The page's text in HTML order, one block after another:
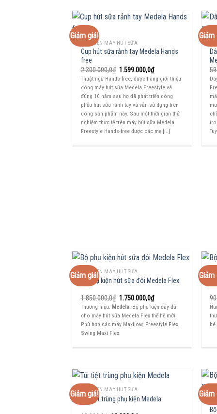
Giảm giá!
PHỤ KIỆN MÁY HÚT SỮA
Cup hút sữa rảnh tay Medela Hands
free
2.300.000,0₫ Giá
gốc
là:
2.300.000,0₫.
1.599.000,0₫Giá
hiện
tại
là:
1.599.000,0₫.
Thuật ngữ Hands-free, được hãng giới thiệu
dòng máy hút sữa Medela Freestyle và
đúng 10 năm sau họ đã phát triển dòng
phễu hút sữa rãnh tay và vẫn sử dụng trên
dòng sản phẩm này. Sau một thời gian thử
nghiệm thực tế trên máy hút sữa Medela
Freestyle Hands-free được các mẹ [...]
Giảm
Giảm giá!PHỤ KIỆN MÁY HÚT SỮA
Bộ phụ kiện hút sữa đôi Medela Flex
1.850.000,0₫ Giá
gốc
là:
1.850.000,0₫.
1.750.000,0₫Giá
hiện
tại
là:
1.750.000,0₫.
Thương hiệu: Medela. Bộ phụ kiện đầy đủ
cho máy hút sữa Medela Flex thế hệ mới.
Phù hợp các máy Maxflow, Freestyle Flex,
Swing Maxi Flex.
Giảm
Giảm giá!PHỤ KIỆN MÁY HÚT SỮA
Túi tiệt trùng phụ kiện Medela
Giảm